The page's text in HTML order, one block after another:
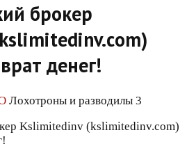
брокер
денег!
Лохотроны и разводилы 3